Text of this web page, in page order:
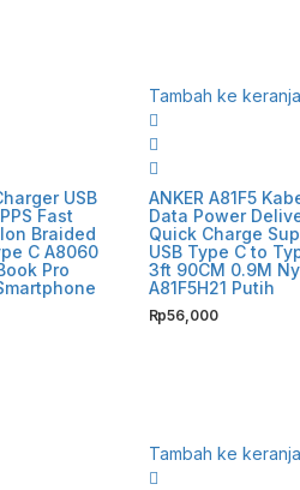
USB
Fast
Braided
C A8060
Pro
Tambah ke
ANKER A81F5
Data Power
Quick Charge
USB Type C to
3ft 90CM 0.9M
A81F5H21 Putih
Rp56,000
Tambah ke